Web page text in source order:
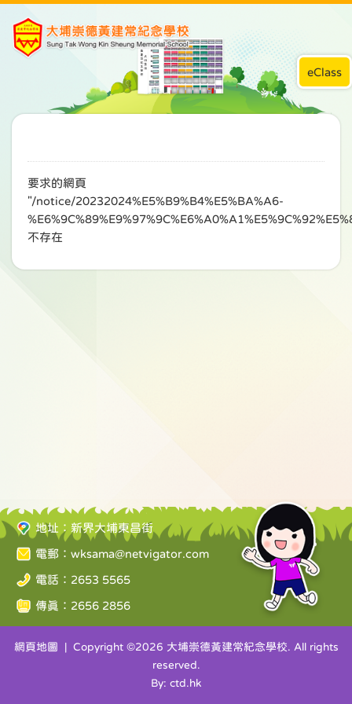
eClass
要求的網頁
"/notice/20232024%E5%B9%B4%E5%BA%A6-
不存在
地址：新界大埔東昌街
電郵： wksama@netvigator.com
電話：2653 5565
傳真：2656 2856
網頁地圖 | Copyright ©2026 大埔崇德黃建常紀念學校. All rights
reserved.
By: ctd.hk